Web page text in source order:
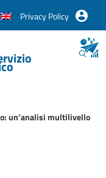
Privacy Policy
un’analisi multilivello